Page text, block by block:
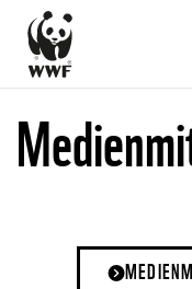
Direkt
zum
Inhalt